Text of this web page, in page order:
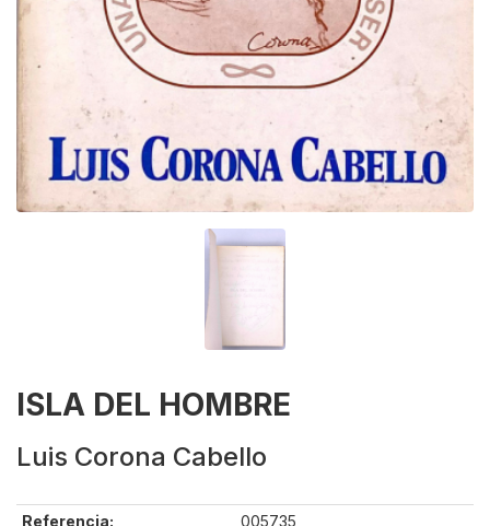
ISLA DEL HOMBRE
Luis Corona Cabello
Referencia: 005735